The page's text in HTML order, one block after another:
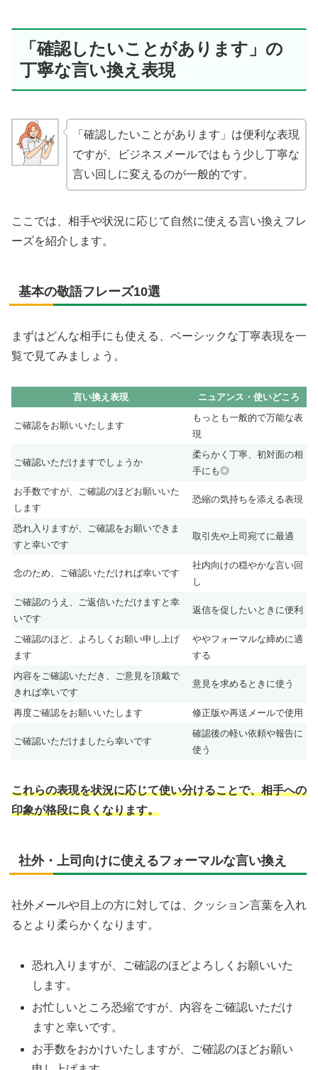
「確認したいことがあります」の
丁寧な言い換え表現
「確認したいことがあります」は便利な表現
ですが、ビジネスメールではもう少し丁寧な
言い回しに変えるのが一般的です。
ここでは、相手や状況に応じて自然に使える言い換えフレ
ーズを紹介します。
基本の敬語フレーズ10選
まずはどんな相手にも使える、ベーシックな丁寧表現を一
覧で見てみましょう。
言い換え表現 ニュアンス・使いどころ
ご確認をお願いいたします
もっとも一般的で万能な表
現
ご確認いただけますでしょうか
柔らかく丁寧、初対面の相
手にも◎
お手数ですが、ご確認のほどお願いいた
します
恐縮の気持ちを添える表現
恐れ入りますが、ご確認をお願いできま
すと幸いです
取引先や上司宛てに最適
念のため、ご確認いただければ幸いです
社内向けの穏やかな言い回
し
ご確認のうえ、ご返信いただけますと幸
いです
返信を促したいときに便利
ご確認のほど、よろしくお願い申し上げ
ます
ややフォーマルな締めに適
する
内容をご確認いただき、ご意見を頂戴で
きれば幸いです
意見を求めるときに使う
再度ご確認をお願いいたします 修正版や再送メールで使用
ご確認いただけましたら幸いです
確認後の軽い依頼や報告に
使う
これらの表現を状況に応じて使い分けることで、相手への
印象が格段に良くなります。
社外・上司向けに使えるフォーマルな言い換え
社外メールや目上の方に対しては、クッション言葉を入れ
るとより柔らかくなります。
恐れ入りますが、ご確認のほどよろしくお願いいた
します。
お忙しいところ恐縮ですが、内容をご確認いただけ
ますと幸いです。
お手数をおかけいたしますが、ご確認のほどお願い